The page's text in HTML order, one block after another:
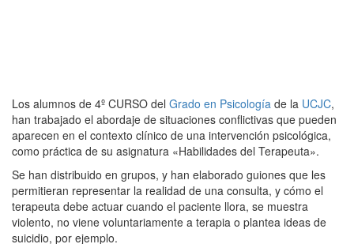
Los alumnos de 4º CURSO del Grado en Psicología de la UCJC,
han trabajado el abordaje de situaciones conflictivas que pueden
aparecen en el contexto clínico de una intervención psicológica,
como práctica de su asignatura «Habilidades del Terapeuta».
Se han distribuido en grupos, y han elaborado guiones que les
permitieran representar la realidad de una consulta, y cómo el
terapeuta debe actuar cuando el paciente llora, se muestra
violento, no viene voluntariamente a terapia o plantea ideas de
suicidio, por ejemplo.